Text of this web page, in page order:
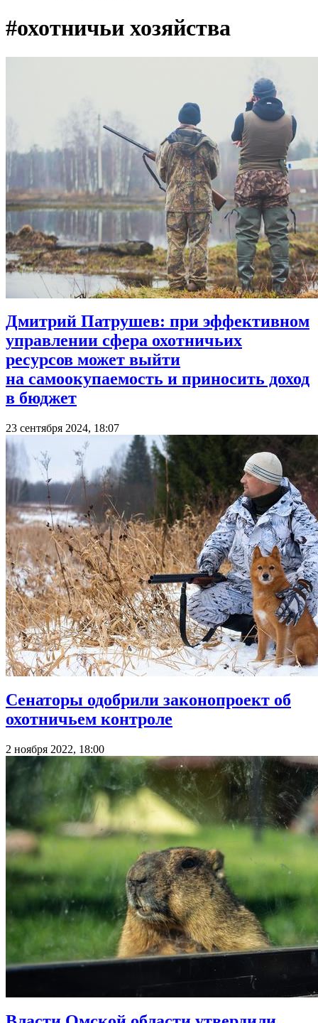
#охотничьи хозяйства
Дмитрий Патрушев: при эффективном
управлении сфера охотничьих
ресурсов может выйти
на самоокупаемость и приносить доход
в бюджет
23 сентября 2024, 18:07
Сенаторы одобрили законопроект об
охотничьем контроле
2 ноября 2022, 18:00